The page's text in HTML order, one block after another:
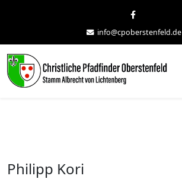
info@cpoberstenfeld.de
Philipp Kori